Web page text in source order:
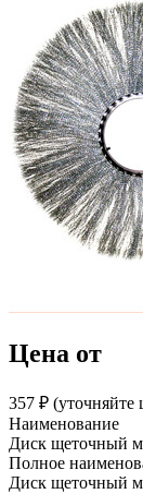
Цена от
357 ₽︁
Наименование
Диск щеточный
Полное
Диск щеточный